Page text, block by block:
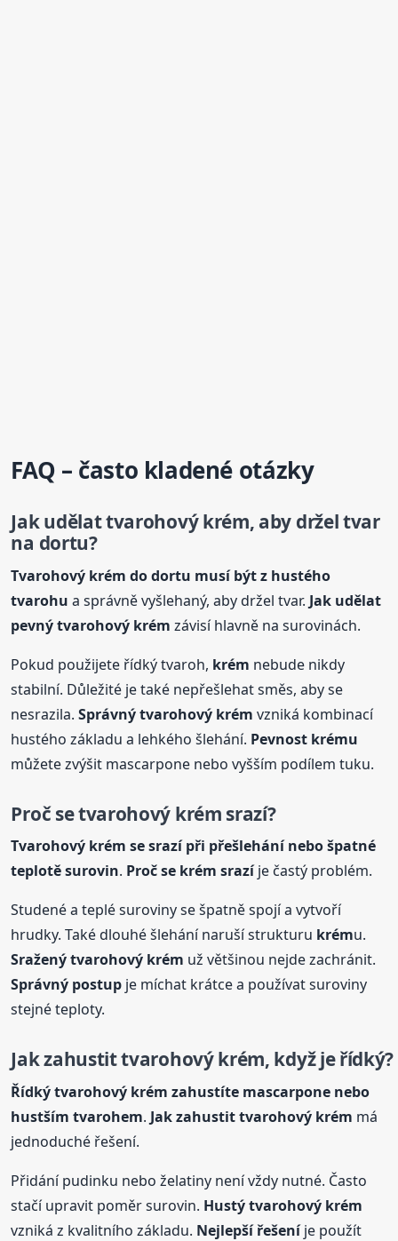
FAQ – často kladené otázky
Jak udělat tvarohovýkrém, aby držel tvar
na dortu?
Tvarohový krém do dortu musí být z hustého
tvarohu a správně vyšlehaný, aby držel tvar. Jak udělat
pevný tvarohový krém závisí hlavně na surovinách.
Pokud použijete řídký tvaroh, krém nebude nikdy
stabilní. Důležité je také nepřešlehat směs, aby se
nesrazila.Správný tvarohový krém vzniká kombinací
hustého základu a lehkého šlehání. Pevnost krému
můžete zvýšit mascarpone nebo vyšším podílem tuku.
Proč se tvarohový krém srazí?
Tvarohový krém se srazí při přešlehání nebo špatné
teplotě surovin. Proč se krém srazíje častý problém.
Studené a teplé suroviny se špatně spojí a vytvoří
hrudky. Také dlouhé šlehání naruší strukturu krému.
Sražený tvarohový krém už většinou nejde zachránit.
Správný postup je míchat krátce a používat suroviny
stejné teploty.
Jak zahustit tvarohovýkrém, když je řídký?
Řídký tvarohový krém zahustíte mascarpone nebo
hustším tvarohem. Jak zahustit tvarohový krém má
jednoduché řešení.
Přidání pudinku nebo želatiny není vždy nutné. Často
stačí upravit poměr surovin. Hustý tvarohový krém
vzniká z kvalitního základu. Nejlepší řešeníje použít